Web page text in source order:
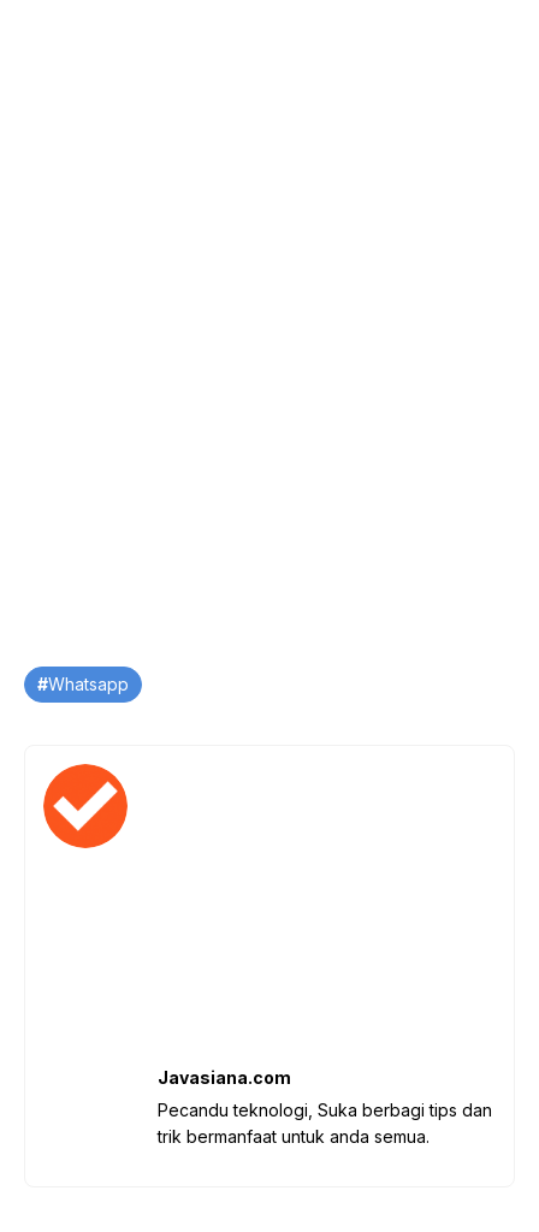
TagWhatsapp
Javasiana.com
Pecandu teknologi, Suka berbagi tips dan
trik bermanfaat untuk anda semua.